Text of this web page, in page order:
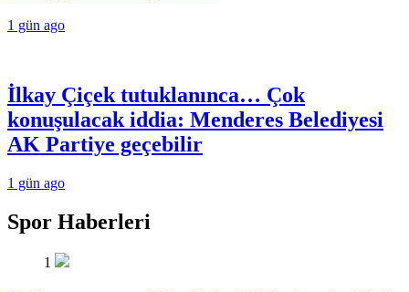
1 gün ago
İlkay Çiçek tutuklanınca… Çok
konuşulacak iddia: Menderes Belediyesi
AK Partiye geçebilir
1 gün ago
Spor Haberleri
1